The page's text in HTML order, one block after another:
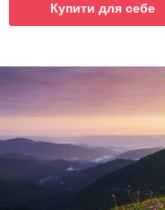
Купити для себе